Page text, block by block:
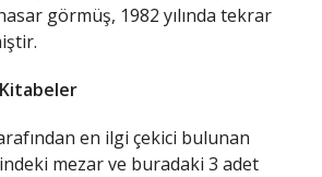
görmüş, 1982 yılında tekrar
en ilgi çekici bulunan
mezar ve buradaki 3 adet